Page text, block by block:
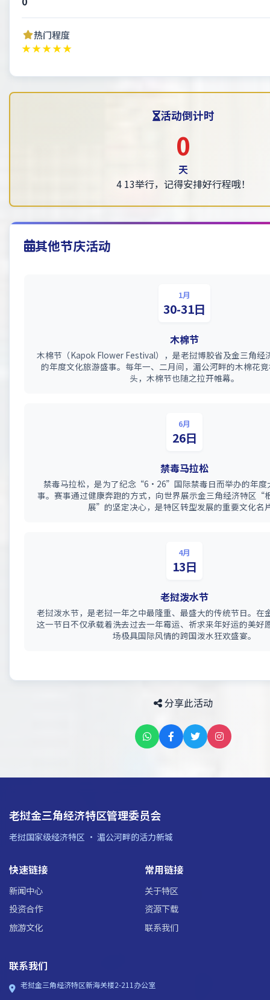
热门程度
★★★★★
活动倒计时
0
天
4 13举行，记得安排好行程哦！
其他节庆活动
1月
30-31日
木棉节
木棉节（Kapok Flower Festival），是老挝博胶省及金三角经
的年度文化旅游盛事。每年一、二月间，湄公河畔的木棉花
头，木棉节也随之拉开帷幕。
6月
26日
禁毒马拉松
禁毒马拉松，是为了纪念“6·26”国际禁毒日而举办的年度
事。赛事通过健康奔跑的方式，向世界展示金三角经济特区“
展”的坚定决心，是特区转型发展的重要文化名
4月
13日
老挝泼水节
老挝泼水节，是老挝一年之中最隆重、最盛大的传统节日。在
这一节日不仅承载着洗去过去一年霉运、祈求来年好运的美好
场极具国际风情的跨国泼水狂欢盛宴。
分享此活动
老挝金三角经济特区管理委员会
老挝国家级经济特区 · 湄公河畔的活力新城
快速链接
新闻中心
投资合作
旅游文化
常用链接
关于特区
资源下载
联系我们
联系我们
老挝金三角经济特区新海关楼2-211办公室